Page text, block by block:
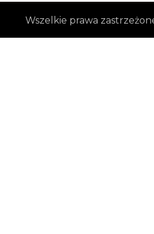
Wszelkie prawa